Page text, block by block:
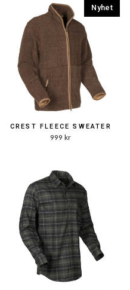
CREST FLEECE SWEATER
999 kr
Nyhet